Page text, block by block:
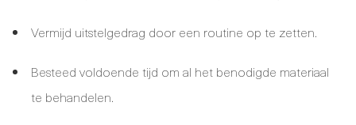
Vermijd uitstelgedrag door een routine op te zetten.
Besteed voldoende tijd om al het benodigde materiaal
te behandelen.